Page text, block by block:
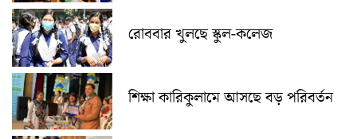
রোববার খুলছে স্কুল-কলেজ
শিক্ষা কারিকুলামে আসছে বড় পরিবর্তন